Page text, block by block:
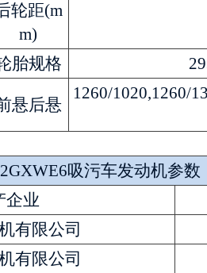
轮距(m
m)
胎规格
悬后悬
1260/1020,1260/
吸污车发动机参数
企业
有限公司
有限公司